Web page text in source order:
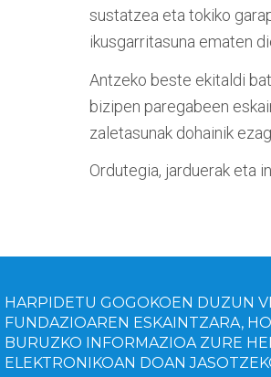
sustatzea eta tokiko
ikusgarritasuna ematen
Antzeko beste ekitaldi
bizipen paregabeen
zaletasunak dohainik
Ordutegia, jarduerak eta
HARPIDETU GOGOKOEN DUZUN
FUNDAZIOAREN ESKAINTZARA,
BURUZKO INFORMAZIOA ZURE
ELEKTRONIKOAN DOAN